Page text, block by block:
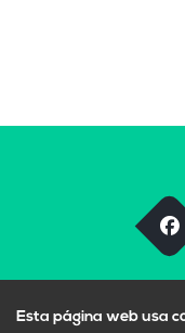
Esta página web usa